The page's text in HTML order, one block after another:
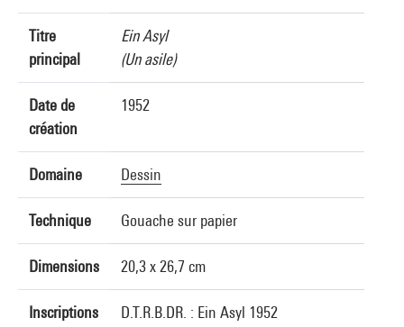
Titre
principal
Ein Asyl
(Un asile)
Date de
création
1952
Domaine Dessin
Technique Gouache sur papier
Dimensions 20,3 x 26,7 cm
Inscriptions D.T.R.B.DR. : Ein Asyl 1952